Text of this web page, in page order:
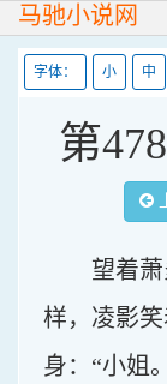
马驰小说网
字体： 小 中
第
望着
样，凌影
身：“小姐